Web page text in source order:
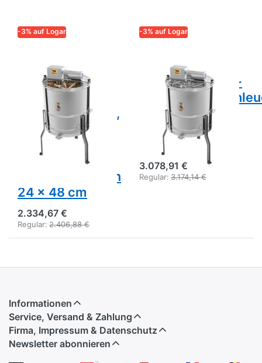
-3% auf Logar
Logar 12/8-
Waben-
Radialschleuder,
Kessel 63 cm,
Vollautomatik
Antrieb, Motor
110W, Rähmchen
24 x 48 cm
2.334,67 €
Regular: 2.406,88 €
-3% auf Logar
Logar 8-Waben -
Doppeltaschen,
vollelektro.
Kessel 63 cm
3.078,91 €
Regular: 3.174,14 €
Informationen
Service, Versand & Zahlung
Firma, Impressum & Datenschutz
Newsletter abonnieren